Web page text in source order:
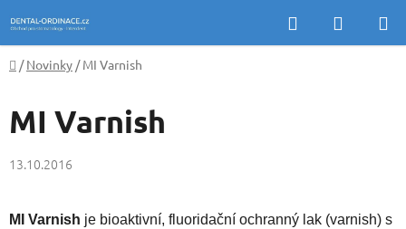
na
obsah
Hledat
KOŠÍK
Domů
/ Novinky / MI Varnish
MI Varnish
13.10.2016
MI Varnish je bioaktivní, fluoridační ochranný lak (varnish) s